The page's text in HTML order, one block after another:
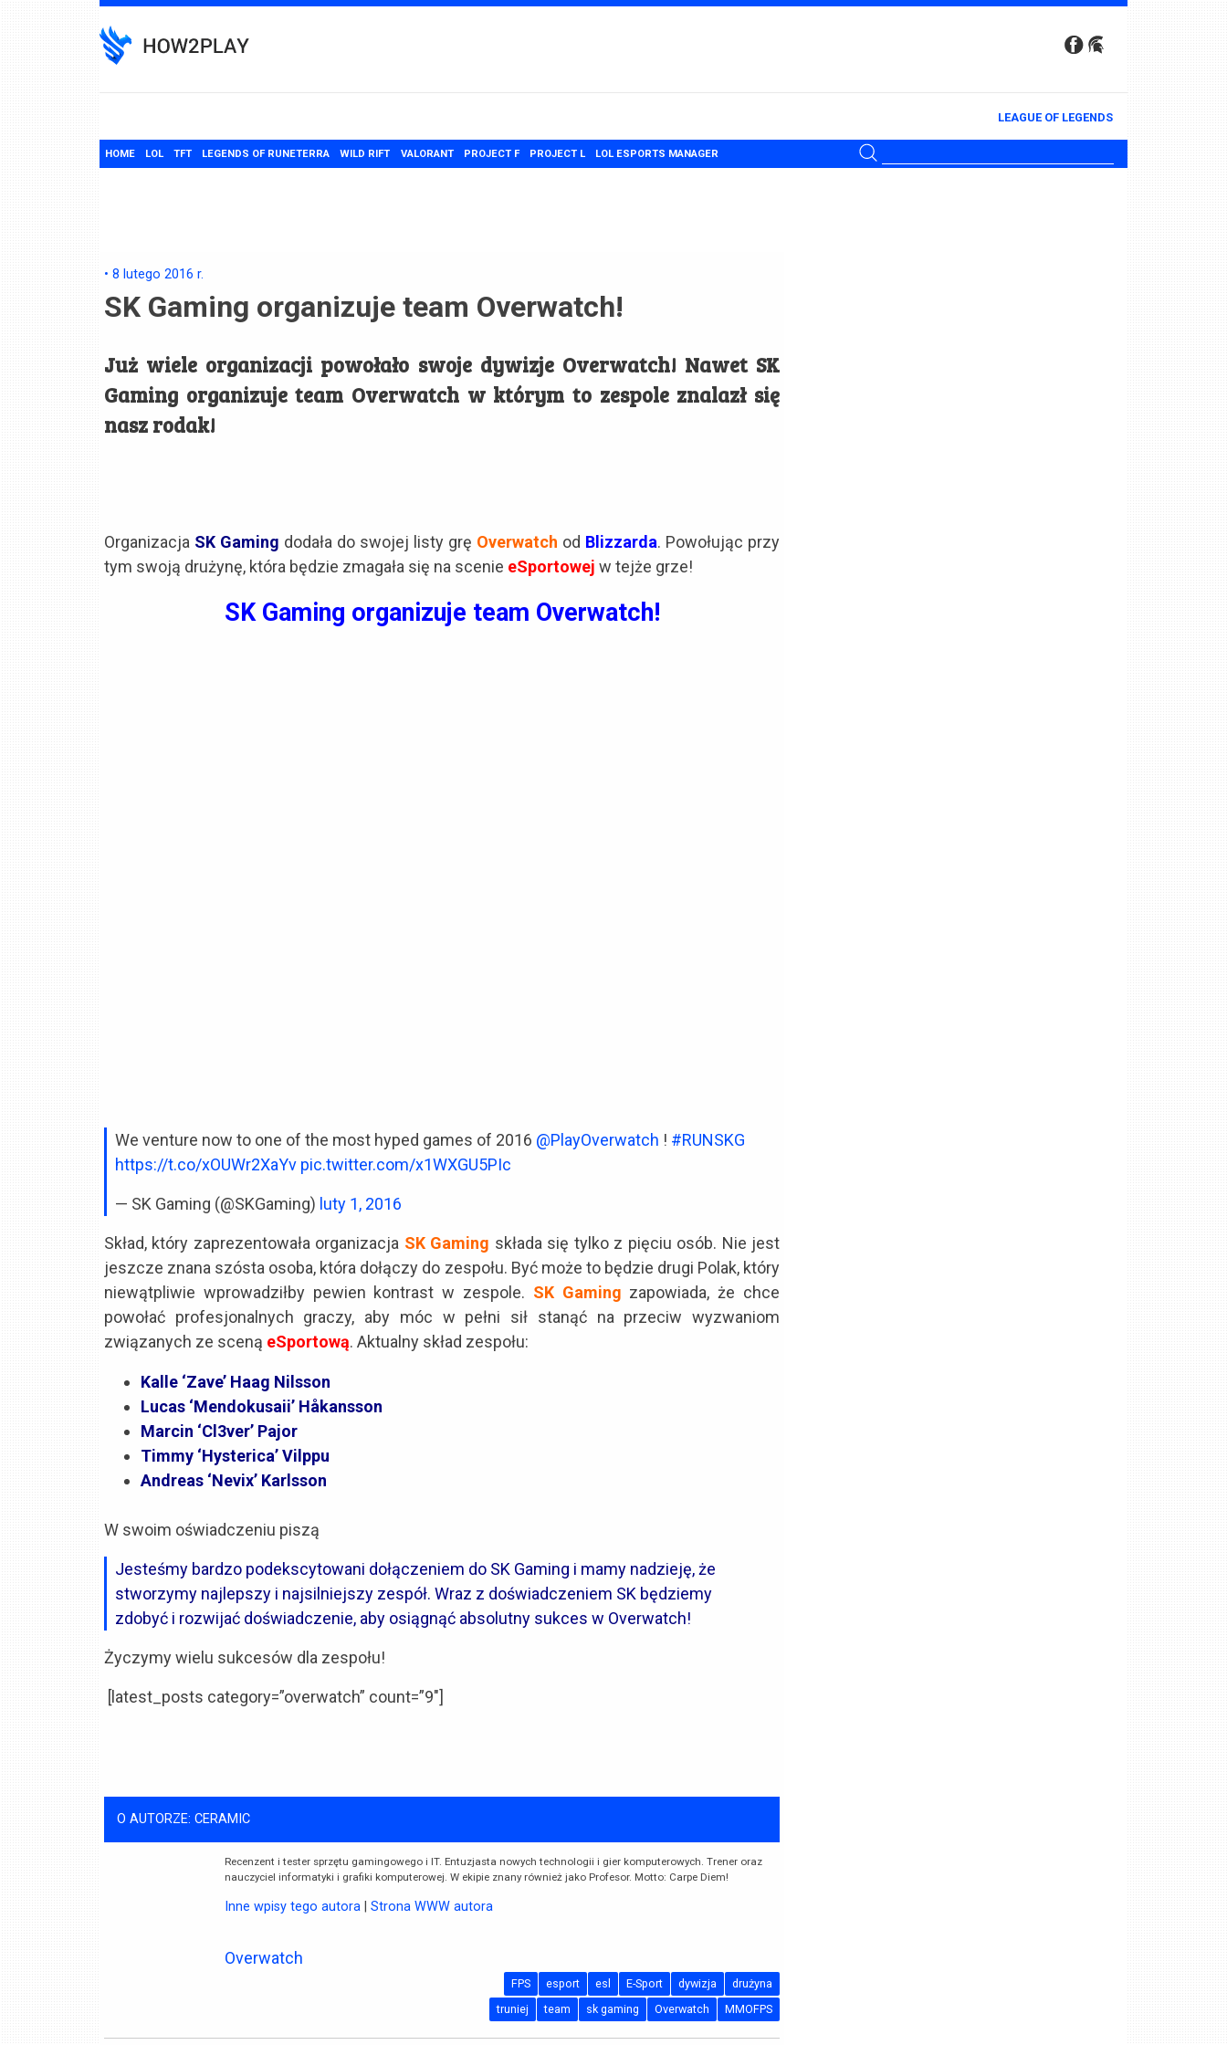
to
content
LEAGUE OF LEGENDS
HOME LOL TFT LEGENDS OF RUNETERRA WILD RIFT VALORANT PROJECT F PROJECT L LOL ESPORTS MANAGER
• 8 lutego 2016 r.
SK Gaming organizuje team Overwatch!
Już wiele organizacji powołało swoje dywizje Overwatch! Nawet SK
Gaming organizuje team Overwatch w którym to zespole znalazł się
nasz rodak!
Organizacja SK Gaming dodała do swojej listy grę Overwatch od Blizzarda. Powołując przy
tym swoją drużynę, która będzie zmagała się na scenie eSportowej w tejże grze!
SK Gaming organizuje team Overwatch!
We venture now to one of the most hyped games of 2016 @PlayOverwatch ! #RUNSKG
https://t.co/xOUWr2XaYv pic.twitter.com/x1WXGU5PIc
— SK Gaming (@SKGaming) luty 1, 2016
Skład, który zaprezentowała organizacja SK Gaming składa się tylko z pięciu osób. Nie jest
jeszcze znana szósta osoba, która dołączy do zespołu. Być może to będzie drugi Polak, który
niewątpliwie wprowadziłby pewien kontrast w zespole. SK Gaming zapowiada, że chce
powołać profesjonalnych graczy, aby móc w pełni sił stanąć na przeciw wyzwaniom
związanych ze sceną eSportową. Aktualny skład zespołu:
Kalle ‘Zave’ Haag Nilsson
Lucas ‘Mendokusaii’ Håkansson
Marcin ‘Cl3ver’ Pajor
Timmy ‘Hysterica’ Vilppu
Andreas ‘Nevix’ Karlsson
W swoim oświadczeniu piszą
Jesteśmy bardzo podekscytowani dołączeniem do SK Gaming i mamy nadzieję, że
stworzymy najlepszy i najsilniejszy zespół. Wraz z doświadczeniem SK będziemy
zdobyć i rozwijać doświadczenie, aby osiągnąć absolutny sukces w Overwatch!
Życzymy wielu sukcesów dla zespołu!
[latest_posts category=”overwatch” count=”9″]
O AUTORZE: CERAMIC
Recenzent i tester sprzętu gamingowego i IT. Entuzjasta nowych technologii i gier komputerowych. Trener oraz
nauczyciel informatyki i grafiki komputerowej. W ekipie znany również jako Profesor. Motto: Carpe Diem!
Inne wpisy tego autora| Strona WWW autora
Overwatch
drużyna
dywizja
E-Sport
esl
esport
FPS
MMOFPS
Overwatch
sk gaming
team
truniej